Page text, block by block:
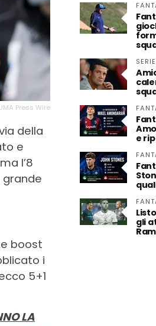
Press Wire
della
e
l’8
grande
boost
i
5+1
LA
e
gli